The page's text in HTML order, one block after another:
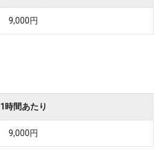
9,000円
1時間あたり
9,000円